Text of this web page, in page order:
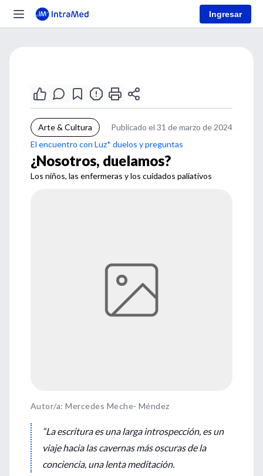
Ingresar
Arte & Cultura
Publicado el 31 de marzo de 2024
El encuentro con Luz* duelos y preguntas
¿Nosotros, duelamos?
Los niños, las enfermeras y los cuidados paliativos
Autor/a: Mercedes Meche- Méndez
“La escritura es una larga introspección, es un
viaje hacia las cavernas más oscuras de la
conciencia, una lenta meditación.